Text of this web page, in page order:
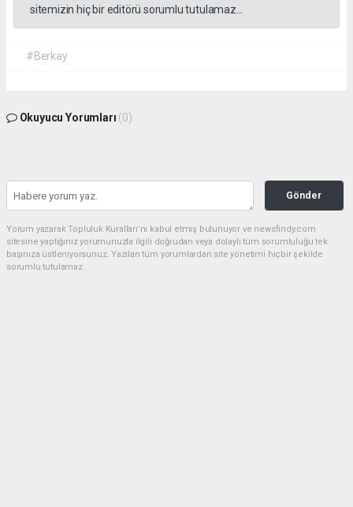
sitemizin hiç bir editörü sorumlu tutulamaz...
#Berkay
Okuyucu Yorumları (0)
Gönder
Yorum yazarak Topluluk Kuralları’nı kabul etmiş bulunuyor ve newsfindy.com
sitesine yaptığınız yorumunuzla ilgili doğrudan veya dolaylı tüm sorumluluğu tek
başınıza üstleniyorsunuz. Yazılan tüm yorumlardan site yönetimi hiçbir şekilde
sorumlu tutulamaz.